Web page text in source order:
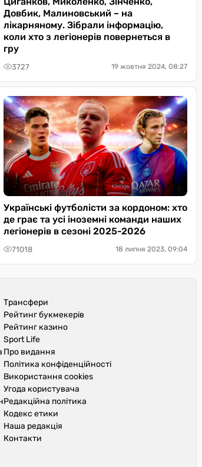
Довбик, Малиновський – на
лікарняному. Зібрали інформацію,
коли хто з легіонерів повернеться в
гру
3727 19 жовтня 2024, 08:27
Українські футболісти за кордоном: хто
де грає та усі іноземні команди наших
легіонерів в сезоні 2025-2026
71018 18 липня 2023, 09:04
Трансфери
Рейтинг букмекерів
Рейтинг казино
Sport Life
Про видання
Політика конфіденційності
Використання cookies
Угода користувача
Редакційна політика
Кодекс етики
Наша редакція
Контакти